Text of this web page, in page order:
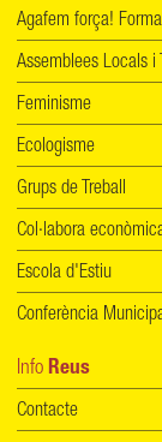
Agafem força!
Assemblees Locals i
Feminisme
Ecologisme
Grups de Treball
Col·labora
Escola d'Estiu
Conferència
Info Reus
Contacte